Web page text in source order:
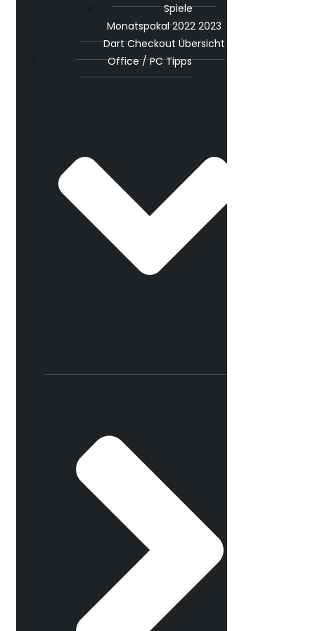
Spiele
Monatspokal 2022 2023
Dart Checkout Übersicht
Office / PC Tipps